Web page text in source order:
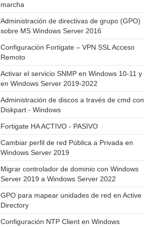
marcha
Administración de directivas de grupo (GPO)
sobre MS Windows Server 2016
Configuración Fortigate – VPN SSL Acceso
Remoto
Activar el servicio SNMP en Windows 10-11 y
en Windows Server 2019-2022
Administración de discos a través de cmd con
Diskpart - Windows
Fortigate HA ACTIVO - PASIVO
Cambiar perfil de red Pública a Privada en
Windows Server 2019
Migrar controlador de dominio con Windows
Server 2019 a Windows Server 2022
GPO para mapear unidades de red en Active
Directory
Configuración NTP Client en Windows